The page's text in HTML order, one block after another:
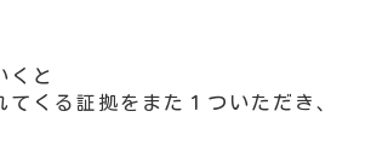
くと
くる証拠をまた１ついただき、